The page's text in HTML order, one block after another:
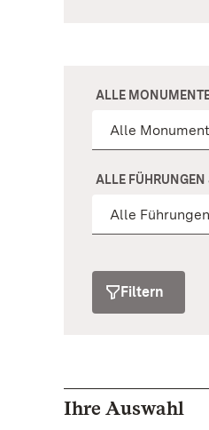
ALLE
ALLE
Filtern
Ihre Auswahl